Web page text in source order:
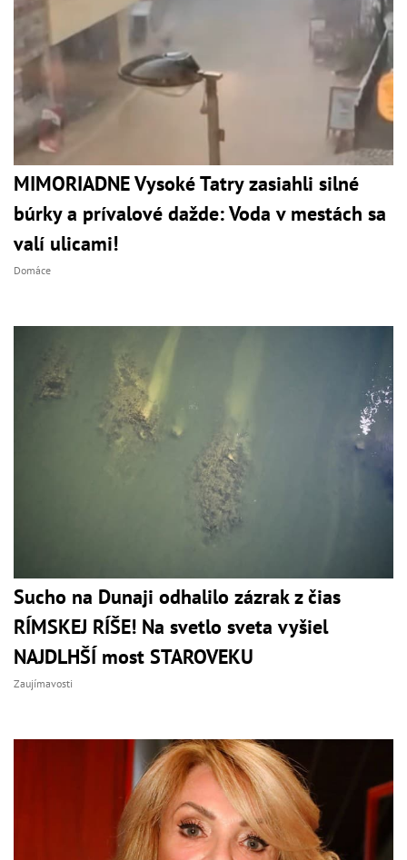
MIMORIADNE Vysoké Tatry zasiahli silné
búrky a prívalové dažde: Voda v mestách sa
valí ulicami!
Domáce
Sucho na Dunaji odhalilo zázrak z čias
RÍMSKEJ RÍŠE! Na svetlo sveta vyšiel
NAJDLHŠÍ most STAROVEKU
Zaujímavosti